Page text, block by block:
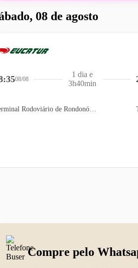
08 de agosto
08/08
Terminal Rodoviário de Rondonópolis
1 dia e
3h40min
Compre pelo